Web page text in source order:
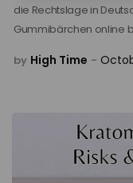
die Rechtslage in
Gummibärchen online
by High Time -